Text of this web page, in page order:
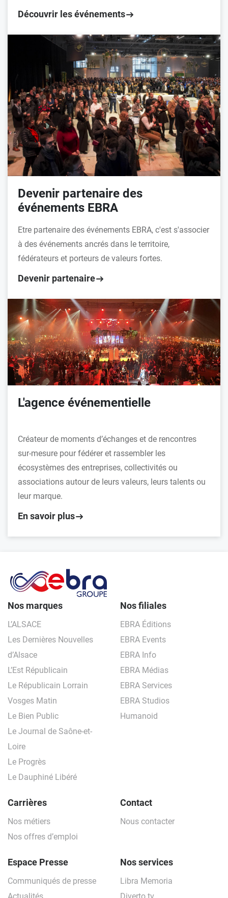
Découvrir les événements
Devenir partenaire des
événements EBRA
Etre partenaire des événements EBRA, c'est s'associer
à des événements ancrés dans le territoire,
fédérateurs et porteurs de valeurs fortes.
Devenir partenaire
L'agence événementielle
Créateur de moments d’échanges et de rencontres
sur-mesure pour fédérer et rassembler les
écosystèmes des entreprises, collectivités ou
associations autour de leurs valeurs, leurs talents ou
leur marque.
En savoir plus
Nos marques
L’ALSACE
Les Dernières Nouvelles
d’Alsace
L’Est Républicain
Le Républicain Lorrain
Vosges Matin
Le Bien Public
Le Journal de Saône-et-
Loire
Le Progrès
Le Dauphiné Libéré
Nos filiales
EBRA Éditions
EBRA Events
EBRA Info
EBRA Médias
EBRA Services
EBRA Studios
Humanoid
Carrières
Nos métiers
Nos offres d’emploi
Espace Presse
Communiqués de presse
Contact
Nous contacter
Nos services
Libra Memoria